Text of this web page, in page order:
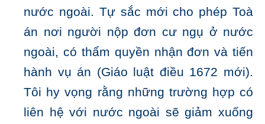
nước ngoài. Tự sắc mới cho phép Toà
án nơi người nộp đơn cư ngụ ở nước
ngoài, có thẩm quyền nhận đơn và tiến
hành vụ án (Giáo luật điều 1672 mới).
Tôi hy vọng rằng những trường hợp có
liên hệ với nước ngoài sẽ giảm xuống